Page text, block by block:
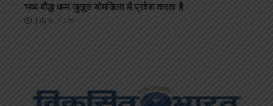
भव्य बौद्ध धम्म जुलूस बोमडिला में प्रवेश करता है
July 6, 2026